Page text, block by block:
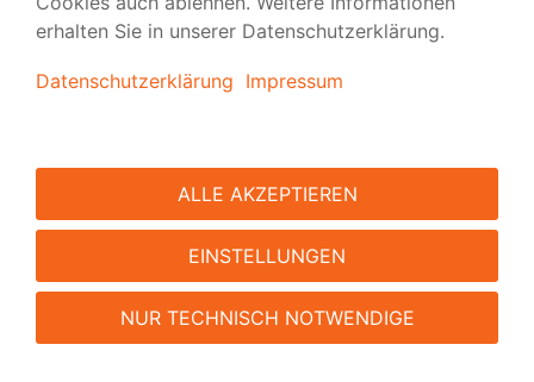
Verantwortung